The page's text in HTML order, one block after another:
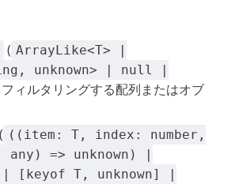
( ArrayLike<T> |
unknown> | null |
ィルタリングする配列またはオブ
( ((item: T, index: number,
=> unknown) |
[keyof T, unknown] |